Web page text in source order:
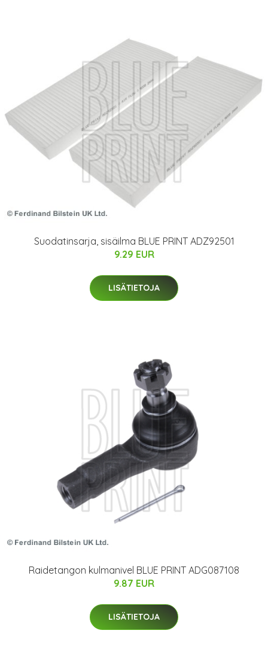
Suodatinsarja, sisäilma BLUE PRINT ADZ92501
9.29 EUR
LISÄTIETOJA
Raidetangon kulmanivel BLUE PRINT ADG087108
9.87 EUR
LISÄTIETOJA